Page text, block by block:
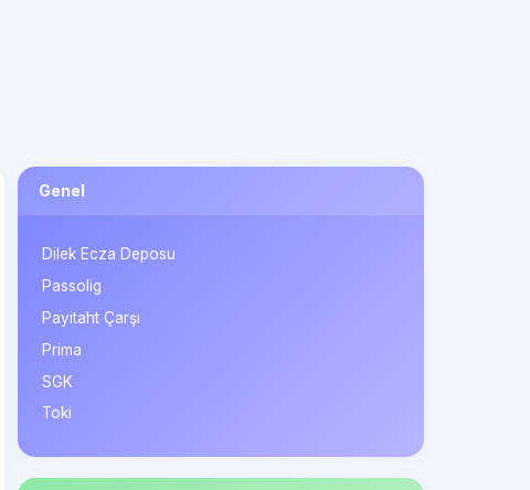
Genel
Dilek Ecza Deposu
Passolig
Payitaht Çarşı
Prima
SGK
Toki